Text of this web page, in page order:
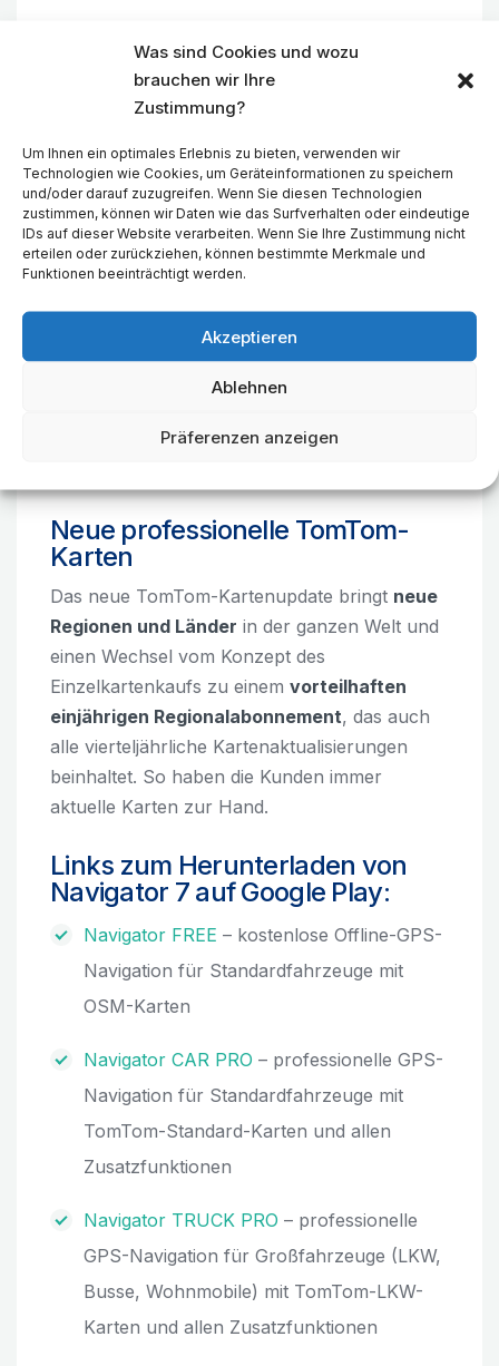
Was sind Cookies und wozu
brauchen wir Ihre
Zustimmung?
Um Ihnen ein optimales Erlebnis zu bieten, verwenden wir
Technologien wie Cookies, um Geräteinformationen zu speichern
und/oder darauf zuzugreifen. Wenn Sie diesen Technologien
zustimmen, können wir Daten wie das Surfverhalten oder eindeutige
IDs auf dieser Website verarbeiten. Wenn Sie Ihre Zustimmung nicht
erteilen oder zurückziehen, können bestimmte Merkmale und
Funktionen beeinträchtigt werden.
Akzeptieren
Ablehnen
Präferenzen anzeigen
Adresssuche im MapFactor Navigator
auf Android Auto
Neue professionelle TomTom-
Karten
Das neue TomTom-Kartenupdate bringt neue
Regionen und Länder in der ganzen Welt und
einen Wechsel vom Konzept des
Einzelkartenkaufs zu einem vorteilhaften
einjährigen Regionalabonnement, das auch
alle vierteljährliche Kartenaktualisierungen
beinhaltet. So haben die Kunden immer
aktuelle Karten zur Hand.
Links zum Herunterladen von
Navigator 7 auf Google Play:
Navigator FREE – kostenlose Offline-GPS-
Navigation für Standardfahrzeuge mit
OSM-Karten
Navigator CAR PRO – professionelle GPS-
Navigation für Standardfahrzeuge mit
TomTom-Standard-Karten und allen
Zusatzfunktionen
Navigator TRUCK PRO – professionelle
GPS-Navigation für Großfahrzeuge (LKW,
Busse, Wohnmobile) mit TomTom-LKW-
Karten und allen Zusatzfunktionen